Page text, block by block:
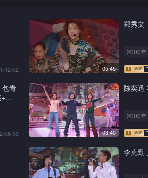
12-02 05:45
郑秀文
2000年
包青
新
06-03 03:40
陈奕迅
2000年
李克勤